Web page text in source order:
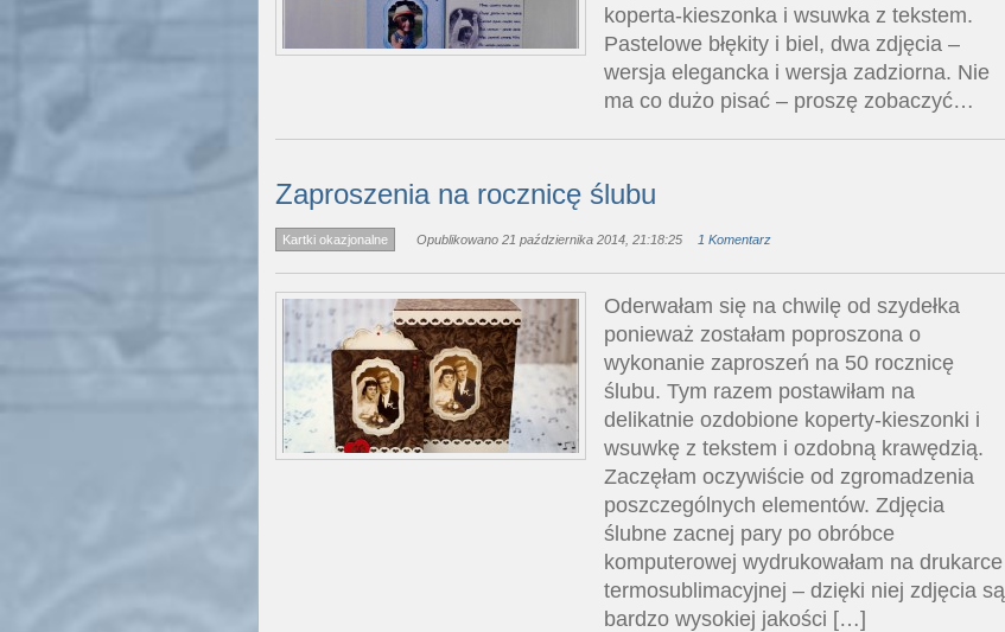
koperta-kieszonka i wsuwka z tekstem.
Pastelowe błękity i biel, dwa zdjęcia –
wersja elegancka i wersja zadziorna. Nie
ma co dużo pisać – proszę zobaczyć…
Zaproszenia na rocznicę ślubu
Kartki okazjonalne Opublikowano 21 października 2014, 21:18:25 1 Komentarz
Oderwałam się na chwilę od szydełka
ponieważ zostałam poproszona o
wykonanie zaproszeń na 50 rocznicę
ślubu. Tym razem postawiłam na
delikatnie ozdobione koperty-kieszonki i
wsuwkę z tekstem i ozdobną krawędzią.
Zaczęłam oczywiście od zgromadzenia
poszczególnych elementów. Zdjęcia
ślubne zacnej pary po obróbce
komputerowej wydrukowałam na drukarce
termosublimacyjnej – dzięki niej zdjęcia są
bardzo wysokiej jakości […]